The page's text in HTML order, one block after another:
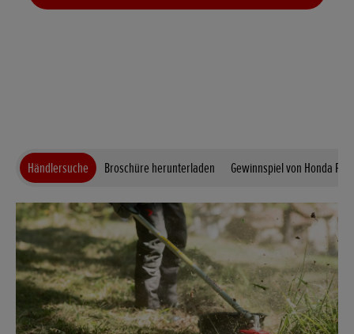
Händlersuche Broschüre herunterladen Gewinnspiel von Honda